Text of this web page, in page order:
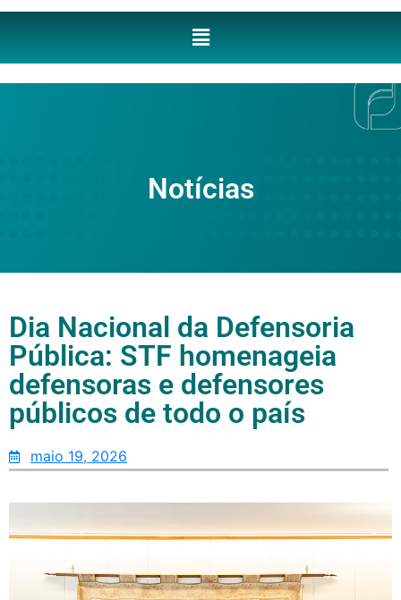
Notícias
Dia Nacional da Defensoria
Pública: STF homenageia
defensoras e defensores
públicos de todo o país
maio 19, 2026